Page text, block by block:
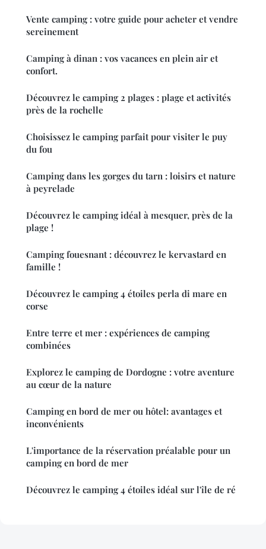
Vente camping : votre guide pour acheter et vendre
sereinement
Camping à dinan : vos vacances en plein air et
confort.
Découvrez le camping 2 plages : plage et activités
près de la rochelle
Choisissez le camping parfait pour visiter le puy
du fou
Camping dans les gorges du tarn : loisirs et nature
à peyrelade
Découvrez le camping idéal à mesquer, près de la
plage !
Camping fouesnant : découvrez le kervastard en
famille !
Découvrez le camping 4 étoiles perla di mare en
corse
Entre terre et mer : expériences de camping
combinées
Explorez le camping de Dordogne : votre aventure
au cœur de la nature
Camping en bord de mer ou hôtel: avantages et
inconvénients
L'importance de la réservation préalable pour un
camping en bord de mer
Découvrez le camping 4 étoiles idéal sur l'île de ré